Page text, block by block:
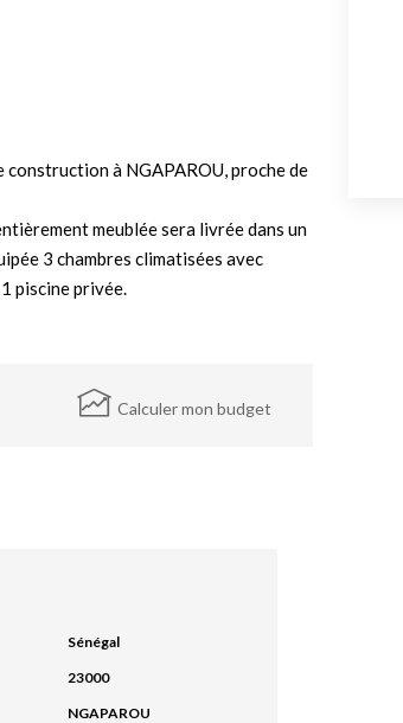
construction à NGAPAROU, proche de
meublée sera livrée dans un
3 chambres climatisées avec
piscine privée.
Calculer mon budget
Sénégal
23000
NGAPAROU